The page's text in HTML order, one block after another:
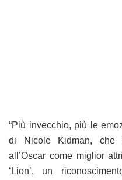
“Più invecchio, più le
di Nicole Kidman, che
all’Oscar come miglior
‘Lion’, un